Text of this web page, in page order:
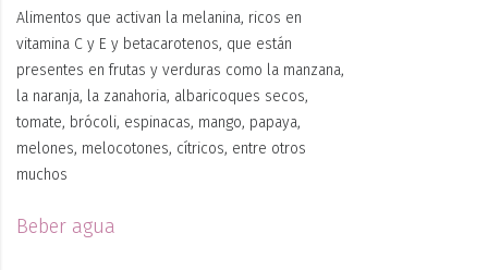
Alimentos que activan la melanina, ricos en
vitamina C y E y betacarotenos, que están
presentes en frutas y verduras como la manzana,
la naranja, la zanahoria, albaricoques secos,
tomate, brócoli, espinacas, mango, papaya,
melones, melocotones, cítricos, entre otros
muchos
Beber agua